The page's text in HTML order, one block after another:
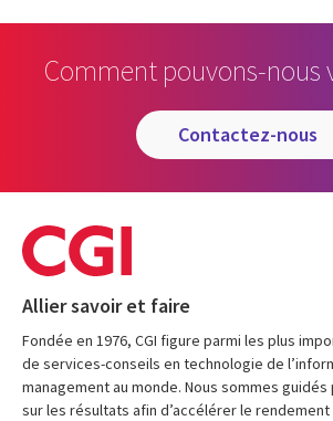
Comment pouvons-nous
contactez-nous
Allier savoir et faire
Fondée en 1976, CGI figure parmi les plus
de services-conseils en technologie de
management au monde. Nous sommes
sur les résultats afin d’accélérer le